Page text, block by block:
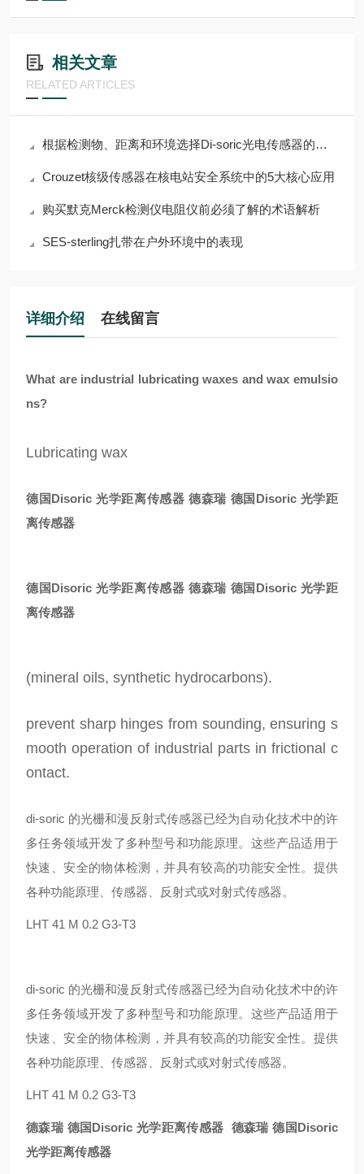
相关文章
RELATED ARTICLES
根据检测物、距离和环境选择Di-soric光电传感器的指南
Crouzet核级传感器在核电站安全系统中的5大核心应用
购买默克Merck检测仪电阻仪前必须了解的术语解析
SES-sterling扎带在户外环境中的表现
详细介绍 在线留言
What are industrial lubricating waxes and wax emulsio
ns?
Lubricating wax
德国Disoric 光学距离传感器 德森瑞 德国Disoric 光学距
离传感器
德国Disoric 光学距离传感器 德森瑞 德国Disoric 光学距
离传感器
(mineral oils, synthetic hydrocarbons).
prevent sharp hinges from sounding, ensuring s
mooth operation of industrial parts in frictional c
ontact.
di-soric 的光栅和漫反射式传感器已经为自动化技术中的许
多任务领域开发了多种型号和功能原理。这些产品适用于
快速、安全的物体检测，并具有较高的功能安全性。提供
各种功能原理、传感器、反射式或对射式传感器。
LHT 41 M 0.2 G3-T3
di-soric 的光栅和漫反射式传感器已经为自动化技术中的许
多任务领域开发了多种型号和功能原理。这些产品适用于
快速、安全的物体检测，并具有较高的功能安全性。提供
各种功能原理、传感器、反射式或对射式传感器。
LHT 41 M 0.2 G3-T3
德森瑞 德国Disoric 光学距离传感器 德森瑞 德国Disoric
光学距离传感器